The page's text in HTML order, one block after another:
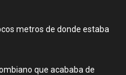
metros de donde estaba
que acababa de